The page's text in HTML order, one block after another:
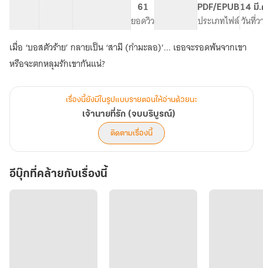
ที่รัก
(จบ
บริบูรณ์)
61
ยอดวิว
PDF/EPUB
ประเภทไฟล์
14 มี
วันที่ว
เมื่อ ‘บอสตัวร้าย’ กลายเป็น ‘สามี (กำมะลอ)’... เธอจะรอดพ้นจากเขา
หรือจะตกหลุมรักเขากันแน่?
เรื่องนี้ยังมีในรูปแบบรายตอนให้อ่านด้วยนะ
เจ้านายที่รัก (จบบริบูรณ์)
ติดตามเรื่องนี้
อีบุ๊กที่คล้ายกับเรื่องนี้